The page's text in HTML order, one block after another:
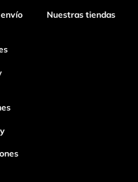
Nuestras tiendas